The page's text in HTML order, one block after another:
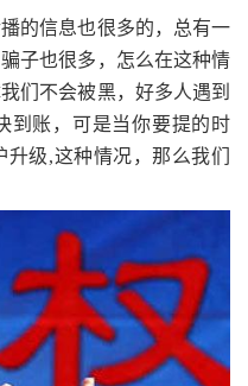
的信息也很多的，总有一
子也很多，怎么在这种情
们不会被黑，好多人遇到
到账，可是当你要提的时
级,这种情况，那么我们